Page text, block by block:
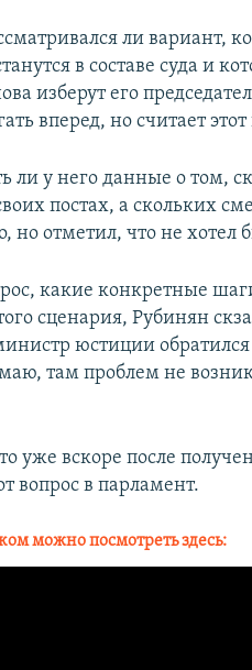
ли вариант,
в составе суда и
изберут его
вперед, но считает
ли у него данные о том,
постах, а скольких
но отметил, что не хотел
какие конкретные
сценария, Рубинян
юстиции
там проблем не
уже вскоре после
вопрос в парламент.
можно посмотреть здесь: